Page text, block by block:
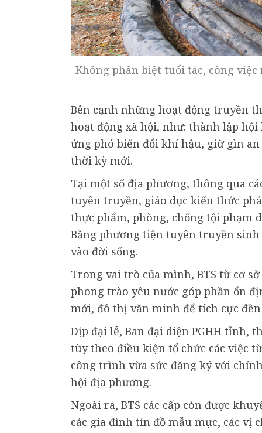
Không phân biệt tuổi tác, công
Bên cạnh những hoạt động truyền
hoạt động xã hội, như: thành lập
ứng phó biến đổi khí hậu, giữ gìn
thời kỳ mới.
Tại một số địa phương, thông qua
tuyên truyền, giáo dục kiến thức
thực phẩm, phòng, chống tội phạm
Bằng phương tiện tuyên truyền
vào đời sống.
Trong vai trò của mình, BTS từ cơ
phong trào yêu nước góp phần ổn
mới, đô thị văn minh để tích cực
Dịp đại lễ, Ban đại diện PGHH tỉnh,
tùy theo điều kiện tổ chức các việc
công trình vừa sức đăng ký với
hội địa phương.
Ngoài ra, BTS các cấp còn được
các gia đình tín đồ mẫu mực, các vị